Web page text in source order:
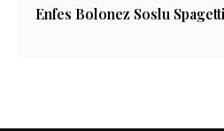
Enfes Bolonez Soslu